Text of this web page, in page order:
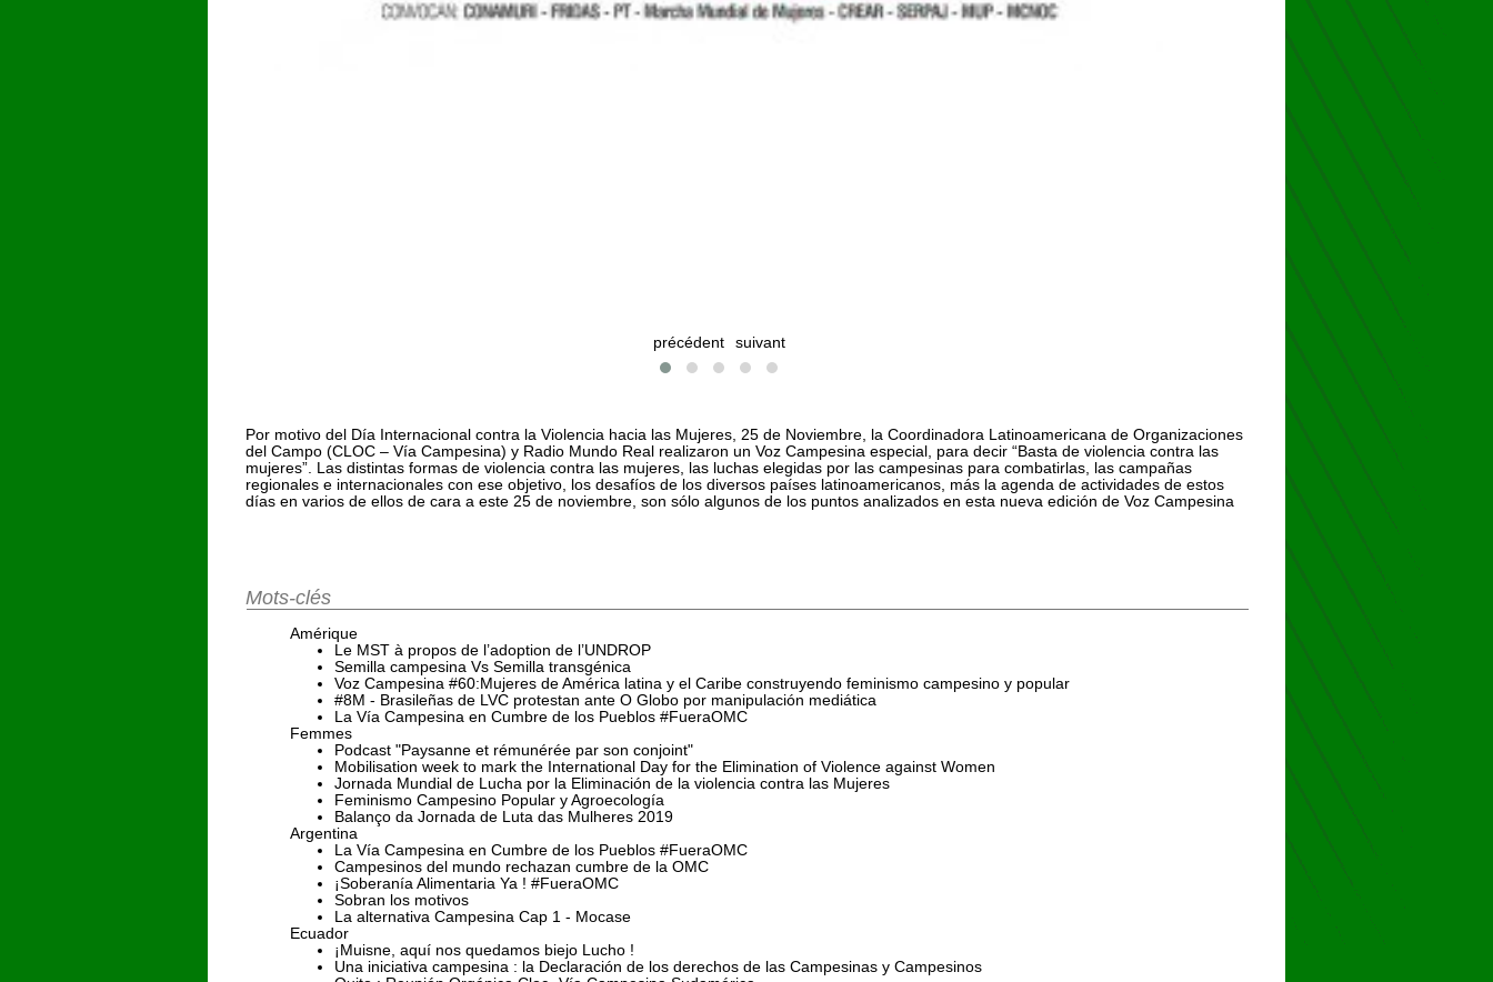
précédent suivant
Por motivo del Día Internacional contra la Violencia hacia las Mujeres, 25 de Noviembre, la Coordinadora Latinoamericana de Organizaciones
del Campo (CLOC – Vía Campesina) y Radio Mundo Real realizaron un Voz Campesina especial, para decir “Basta de violencia contra las
mujeres”. Las distintas formas de violencia contra las mujeres, las luchas elegidas por las campesinas para combatirlas, las campañas
regionales e internacionales con ese objetivo, los desafíos de los diversos países latinoamericanos, más la agenda de actividades de estos
días en varios de ellos de cara a este 25 de noviembre, son sólo algunos de los puntos analizados en esta nueva edición de Voz Campesina
Mots-clés
Amérique
Le MST à propos de l’adoption de l’UNDROP
Semilla campesina Vs Semilla transgénica
Voz Campesina #60:Mujeres de América latina y el Caribe construyendo feminismo campesino y popular
#8M - Brasileñas de LVC protestan ante O Globo por manipulación mediática
La Vía Campesina en Cumbre de los Pueblos #FueraOMC
Femmes
Podcast "Paysanne et rémunérée par son conjoint"
Mobilisation week to mark the International Day for the Elimination of Violence against Women
Jornada Mundial de Lucha por la Eliminación de la violencia contra las Mujeres
Feminismo Campesino Popular y Agroecología
Balanço da Jornada de Luta das Mulheres 2019
Argentina
La Vía Campesina en Cumbre de los Pueblos #FueraOMC
Campesinos del mundo rechazan cumbre de la OMC
¡Soberanía Alimentaria Ya ! #FueraOMC
Sobran los motivos
La alternativa Campesina Cap 1 - Mocase
Ecuador
¡Muisne, aquí nos quedamos biejo Lucho !
Una iniciativa campesina : la Declaración de los derechos de las Campesinas y Campesinos